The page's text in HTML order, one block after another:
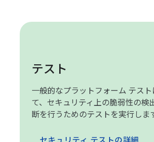
テスト
一般的なプラットフォーム テスト
て、セキュリティ上の脆弱性の検
断を行うためのテストを実行しま